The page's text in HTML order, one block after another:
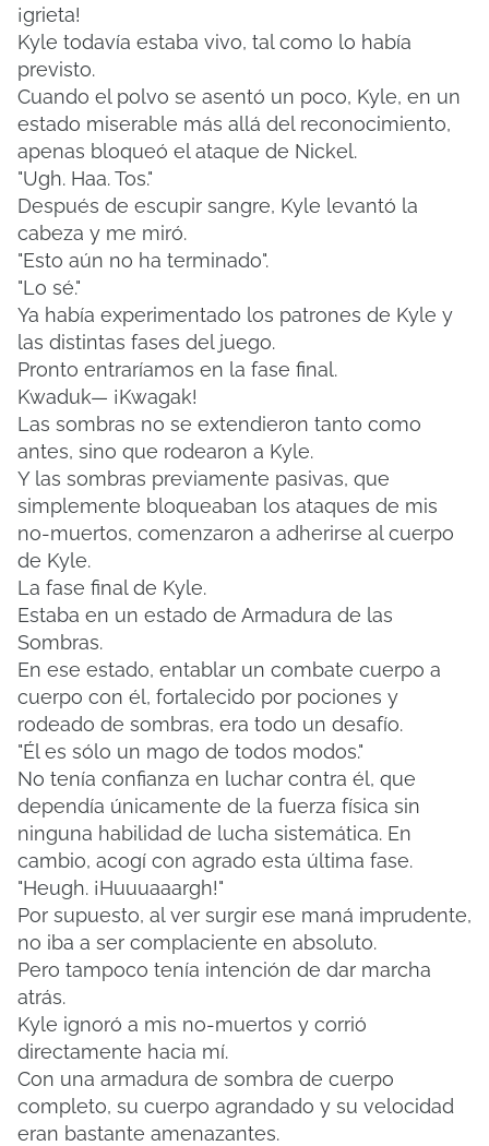
¡grieta!
Kyle todavía estaba vivo, tal como lo había
previsto.
Cuando el polvo se asentó un poco, Kyle, en un
estado miserable más allá del reconocimiento,
apenas bloqueó el ataque de Nickel.
"Ugh. Haa. Tos."
Después de escupir sangre, Kyle levantó la
cabeza y me miró.
"Esto aún no ha terminado".
"Lo sé."
Ya había experimentado los patrones de Kyle y
las distintas fases del juego.
Pronto entraríamos en la fase final.
Kwaduk— ¡Kwagak!
Las sombras no se extendieron tanto como
antes, sino que rodearon a Kyle.
Y las sombras previamente pasivas, que
simplemente bloqueaban los ataques de mis
no-muertos, comenzaron a adherirse al cuerpo
de Kyle.
La fase final de Kyle.
Estaba en un estado de Armadura de las
Sombras.
En ese estado, entablar un combate cuerpo a
cuerpo con él, fortalecido por pociones y
rodeado de sombras, era todo un desafío.
"Él es sólo un mago de todos modos."
No tenía confianza en luchar contra él, que
dependía únicamente de la fuerza física sin
ninguna habilidad de lucha sistemática. En
cambio, acogí con agrado esta última fase.
"Heugh. ¡Huuuaaargh!"
Por supuesto, al ver surgir ese maná imprudente,
no iba a ser complaciente en absoluto.
Pero tampoco tenía intención de dar marcha
atrás.
Kyle ignoró a mis no-muertos y corrió
directamente hacia mí.
Con una armadura de sombra de cuerpo
completo, su cuerpo agrandado y su velocidad
eran bastante amenazantes.